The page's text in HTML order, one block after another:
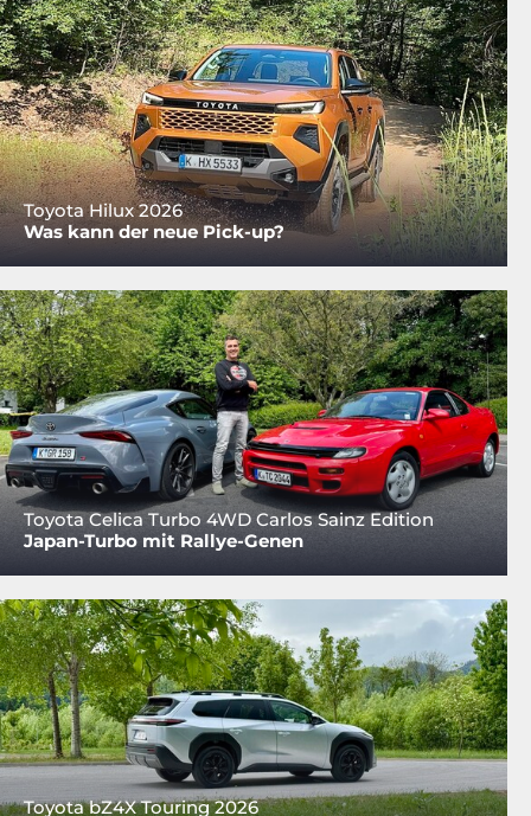
Toyota Hilux 2026
Was kann der neue Pick-up?
Toyota Celica Turbo 4WD Carlos Sainz Edition
Japan-Turbo mit Rallye-Genen
Toyota bZ4X Touring 2026